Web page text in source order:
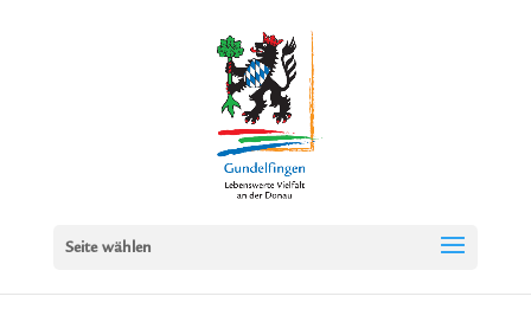
Seite wählen